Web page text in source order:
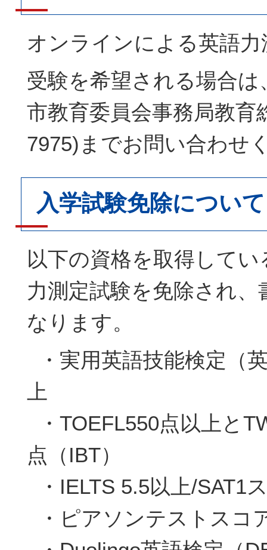
オンラインによる英語力
受験を希望される場合
市教育委員会事務局教育
7975)までお問い合わせ
入学試験免除について
以下の資格を取得して
力測定試験を免除され、
なります。
・実用英語技能検定（
上
・TOEFL550点以上と
点（IBT）
・IELTS 5.5以上/SAT1
・ピアソンテストスコ